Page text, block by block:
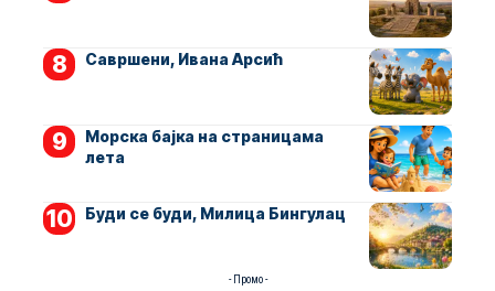
Савршени, Ивана Арсић
Морска бајка на страницама
лета
Буди се буди, Милица Бингулац
- Промо -